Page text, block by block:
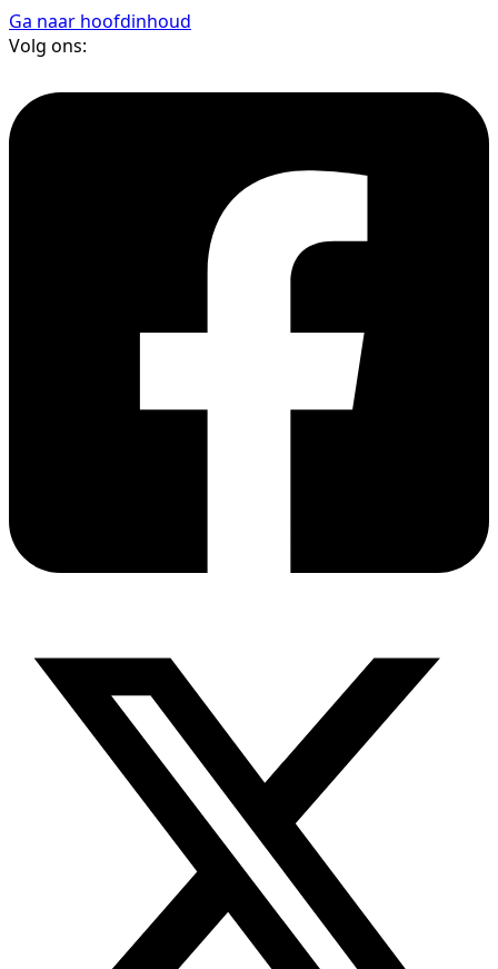
Ga naar hoofdinhoud
Volg ons: